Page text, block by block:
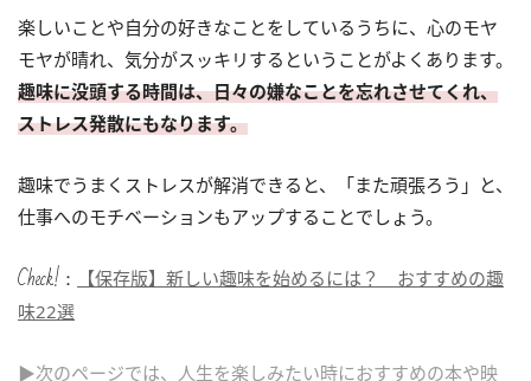
楽しいことや自分の好きなことをしているうちに、心のモヤ
モヤが晴れ、気分がスッキリするということがよくあります。
趣味に没頭する時間は、日々の嫌なことを忘れさせてくれ、
ストレス発散にもなります。
趣味でうまくストレスが解消できると、「また頑張ろう」と、
仕事へのモチベーションもアップすることでしょう。
Check!：
【保存版】新しい趣味を始めるには？ おすすめの趣
味22選
▶次のページでは、人生を楽しみたい時におすすめの本や映